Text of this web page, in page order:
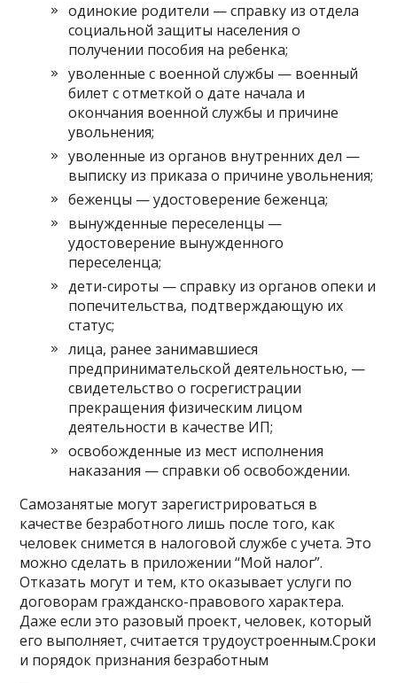
одинокие родители — справку из отдела
социальной защиты населения о
получении пособия на ребенка;
уволенные с военной службы — военный
билет с отметкой о дате начала и
окончания военной службы и причине
увольнения;
уволенные из органов внутренних дел —
выписку из приказа о причине увольнения;
беженцы — удостоверение беженца;
вынужденные переселенцы —
удостоверение вынужденного
переселенца;
дети-сироты — справку из органов опеки и
попечительства, подтверждающую их
статус;
лица, ранее занимавшиеся
предпринимательской деятельностью, —
свидетельство о госрегистрации
прекращения физическим лицом
деятельности в качестве ИП;
освобожденные из мест исполнения
наказания — справки об освобождении.
Самозанятые могут зарегистрироваться в
качестве безработного лишь после того, как
человек снимется в налоговой службе с учета. Это
можно сделать в приложении “Мой налог”.
Отказать могут и тем, кто оказывает услуги по
договорам гражданско-правового характера.
Даже если это разовый проект, человек, который
его выполняет, считается трудоустроенным.Сроки
и порядок признания безработным